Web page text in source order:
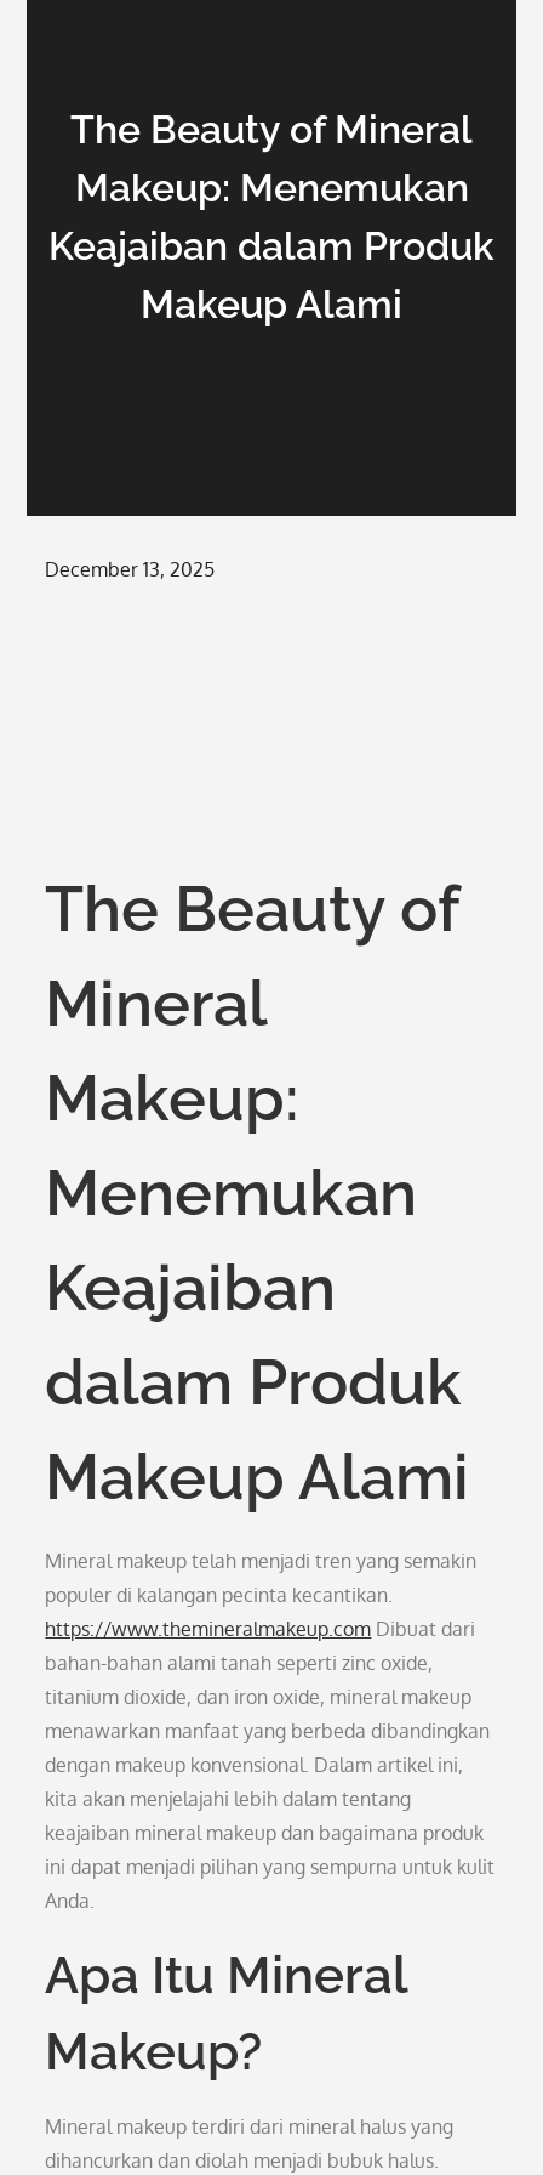
The Beauty of Mineral
Makeup: Menemukan
Keajaiban dalam Produk
Makeup Alami
Posted
December 13, 2025
The Beauty of
Mineral
Makeup:
Menemukan
Keajaiban
dalam Produk
Makeup Alami
Mineral makeup telah menjadi tren yang semakin
populer di kalangan pecinta kecantikan.
https://www.themineralmakeup.com Dibuat dari
bahan-bahan alami tanah seperti zinc oxide,
titanium dioxide, dan iron oxide, mineral makeup
menawarkan manfaat yang berbeda dibandingkan
dengan makeup konvensional. Dalam artikel ini,
kita akan menjelajahi lebih dalam tentang
keajaiban mineral makeup dan bagaimana produk
ini dapat menjadi pilihan yang sempurna untuk kulit
Anda.
Apa Itu Mineral
Makeup?
Mineral makeup terdiri dari mineral halus yang
dihancurkan dan diolah menjadi bubuk halus.